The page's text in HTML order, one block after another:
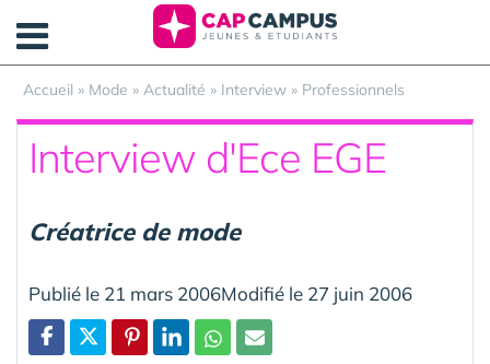
Accueil » Mode » Actualité » Interview » Professionnels
Interview d'Ece EGE
Créatrice de mode
Publié le 21 mars 2006Modifié le 27 juin 2006
Panneau de gestion des cookies